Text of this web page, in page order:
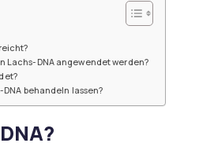
Lachs-DNA angewendet werden?
behandeln lassen?